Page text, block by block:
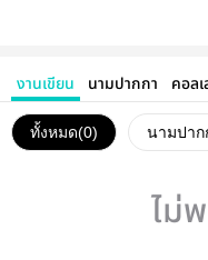
งานเขียน นามปากกา คอล
ทั้งหมด(0) นามปาก
ไม่